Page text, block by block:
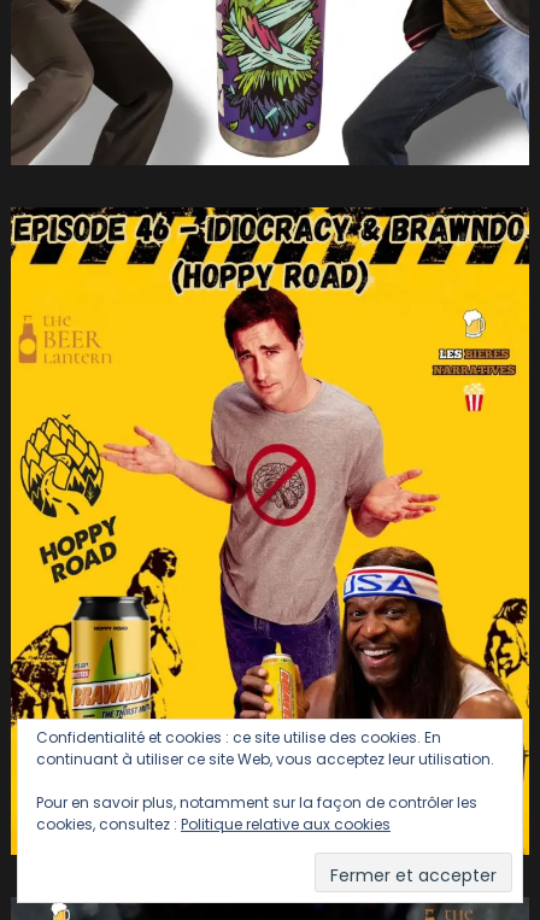
Confidentialité et cookies : ce site utilise des cookies. En
continuant à utiliser ce site Web, vous acceptez leur utilisation.
Pour en savoir plus, notamment sur la façon de contrôler les
cookies, consultez : Politique relative aux cookies